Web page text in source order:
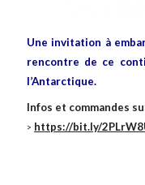
Une invitation à
rencontre de ce
l’Antarctique.
Infos et commandes
> https://bit.ly/